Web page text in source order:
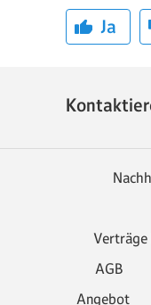
Ja
AGB
Angebot